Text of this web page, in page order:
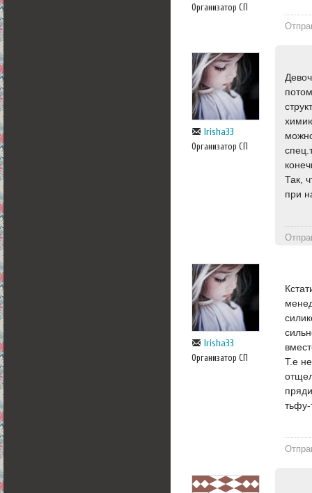
Организатор СП
Irisha33
Организатор СП
Так,
при
Irisha33
Организатор СП
Т.е